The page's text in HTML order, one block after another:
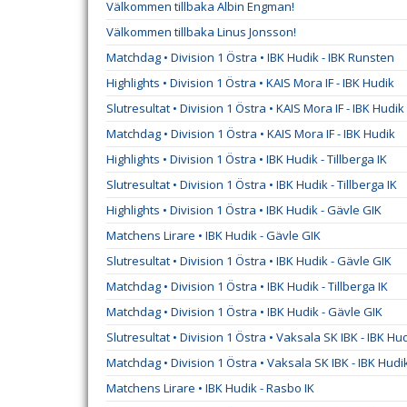
Välkommen tillbaka Albin Engman!
Välkommen tillbaka Linus Jonsson!
Matchdag • Division 1 Östra • IBK Hudik - IBK Runsten
Highlights • Division 1 Östra • KAIS Mora IF - IBK Hudik
Slutresultat • Division 1 Östra • KAIS Mora IF - IBK Hudik
Matchdag • Division 1 Östra • KAIS Mora IF - IBK Hudik
Highlights • Division 1 Östra • IBK Hudik - Tillberga IK
Slutresultat • Division 1 Östra • IBK Hudik - Tillberga IK
Highlights • Division 1 Östra • IBK Hudik - Gävle GIK
Matchens Lirare • IBK Hudik - Gävle GIK
Slutresultat • Division 1 Östra • IBK Hudik - Gävle GIK
Matchdag • Division 1 Östra • IBK Hudik - Tillberga IK
Matchdag • Division 1 Östra • IBK Hudik - Gävle GIK
Slutresultat • Division 1 Östra • Vaksala SK IBK - IBK
Matchdag • Division 1 Östra • Vaksala SK IBK - IBK
Matchens Lirare • IBK Hudik - Rasbo IK